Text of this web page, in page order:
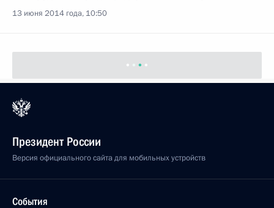
13 июня 2014 года, 10:50
Президент России
Версия официального сайта для мобильных устройств
События